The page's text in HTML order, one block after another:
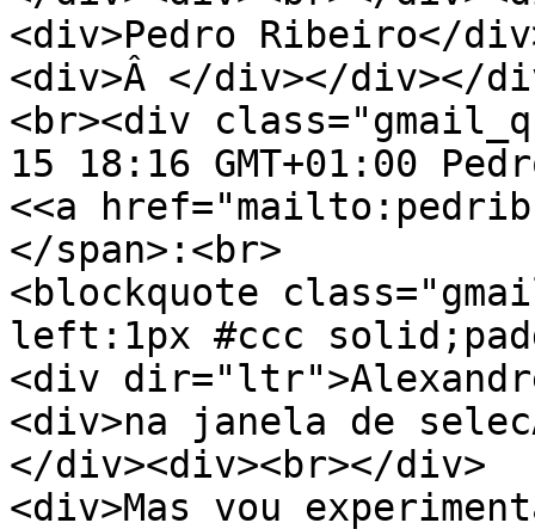
<div>Pedro Ribeiro</
<div>Â </div></div></
<br><div
15 18:16 GMT+01:00
<<a
</span>:<br>
<blockquote
left:1px #ccc
<div
<div>na janela de
</div><div><br></div>
<div>Mas vou